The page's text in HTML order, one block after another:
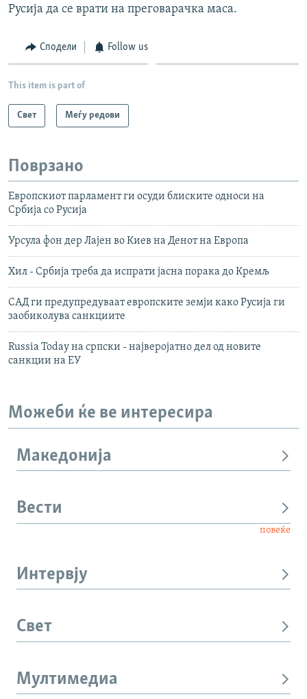
Русија да се врати на преговарачка маса.
Сподели Follow us
This item is part of
Свет Меѓу редови
Поврзано
Европскиот парламент ги осуди блиските односи на
Србија со Русија
Урсула фон дер Лајен во Киев на Денот на Европа
Хил - Србија треба да испрати јасна порака до Кремљ
САД ги предупредуваат европските земји како Русија ги
заобиколува санкциите
Russia Today на српски - најверојатно дел од новите
санкции на ЕУ
Можеби ќе ве интересира
Македонија
Вести
повеќе
Интервју
Свет
Мултимедиа